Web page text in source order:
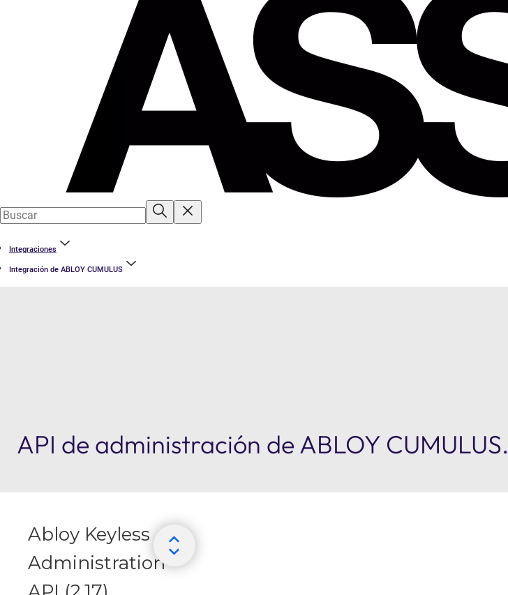
Integraciones
Integración de ABLOY CUMULUS
API de administración de ABLOY CUMULUS.